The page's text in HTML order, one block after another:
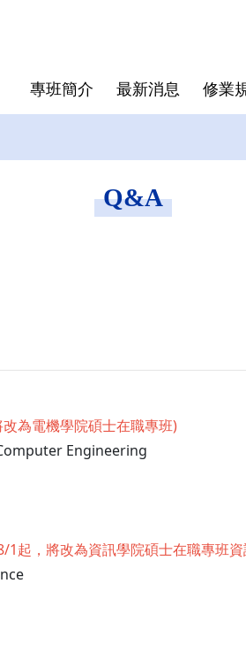
專班簡介 最新消息 修業
Q&A
為電機學院碩士在職專班)
Engineering
起，將改為資訊學院碩士在職專班